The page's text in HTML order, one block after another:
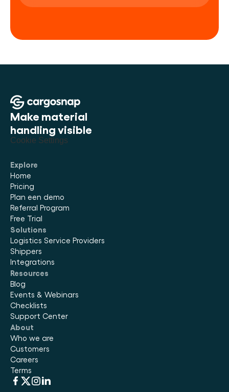
Make material
handling visible
Cookie Settings
Explore
Home
Pricing
Plan een demo
Referral Program
Free Trial
Solutions
Logistics Service Providers
Shippers
Integrations
Resources
Blog
Events & Webinars
Checklists
Support Center
About
Who we are
Customers
Careers
Terms